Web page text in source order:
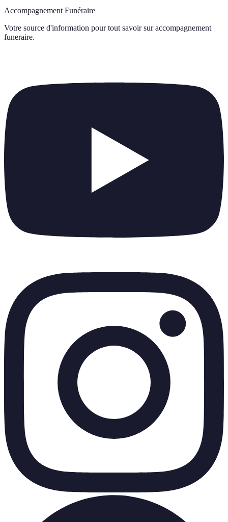
Accompagnement Funéraire
Votre source d'information pour tout savoir sur accompagnement
funeraire.